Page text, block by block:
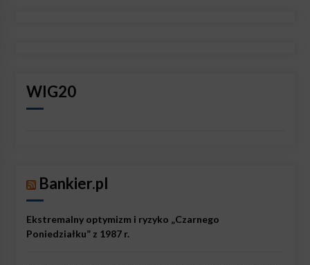
WIG20
Bankier.pl
Ekstremalny optymizm i ryzyko „Czarnego
Poniedziałku” z 1987 r.